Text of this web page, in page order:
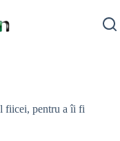
fiicei, pentru a îi fi